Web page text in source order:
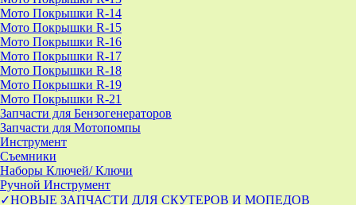
Мото Покрышки R-14
Мото Покрышки R-15
Мото Покрышки R-16
Мото Покрышки R-17
Мото Покрышки R-18
Мото Покрышки R-19
Мото Покрышки R-21
Запчасти для Бензогенераторов
Запчасти для Мотопомпы
Инструмент
Съемники
Наборы Ключей/ Ключи
Ручной Инструмент
✓НОВЫЕ ЗАПЧАСТИ ДЛЯ СКУТЕРОВ И МОПЕДОВ